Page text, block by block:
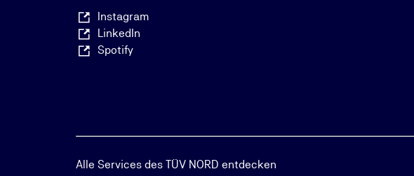
Instagram
LinkedIn
Spotify
Alle Services des TÜV NORD entdecken